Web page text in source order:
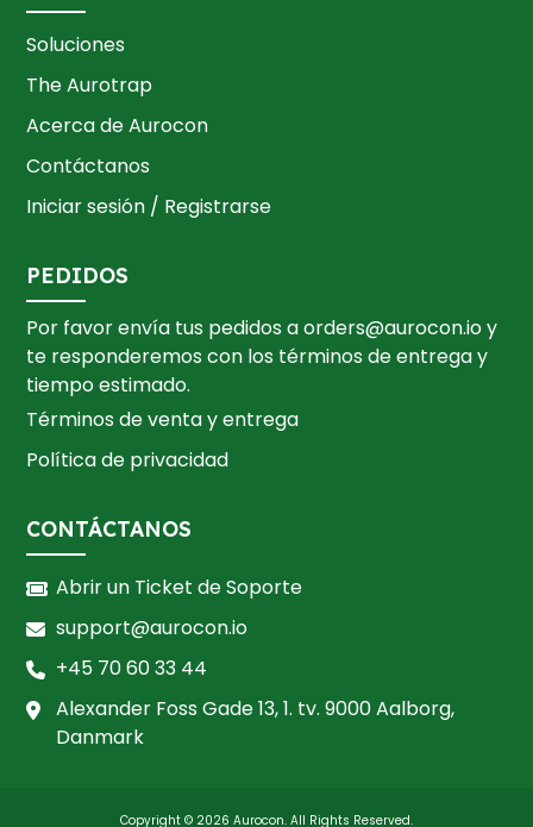
Soluciones
The Aurotrap
Acerca de Aurocon
Contáctanos
Iniciar sesión / Registrarse
PEDIDOS
Por favor envía tus pedidos aorders@aurocon.ioy
te responderemos con los términos de entrega y
tiempo estimado.
Términos de venta y entrega
Política de privacidad
CONTÁCTANOS
Abrir un Ticket de Soporte
support@aurocon.io
+45 70 60 33 44
Alexander Foss Gade 13, 1. tv. 9000 Aalborg,
Danmark
Copyright © 2026 Aurocon. All Rights Reserved.